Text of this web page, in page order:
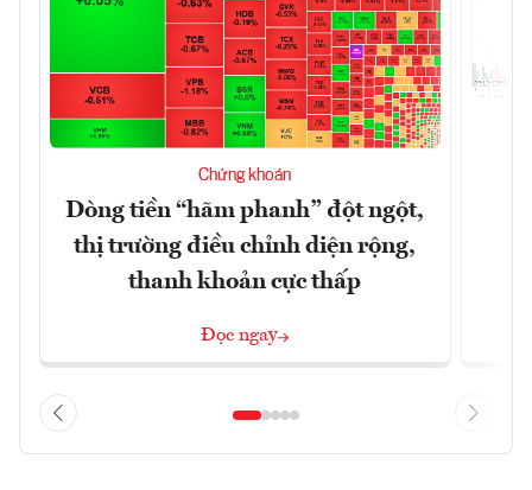
Chứng khoán
Dòng tiền “hãm phanh” đột ngột,
thị trường điều chỉnh diện rộng,
thanh khoản cực thấp
Đọc ngay